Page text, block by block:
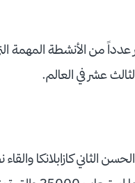
عدداً من الأنشطة المهمة
عشر في العالم.
الثاني كازابلانكا